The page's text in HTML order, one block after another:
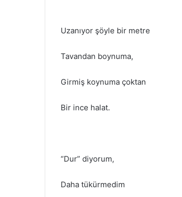
Uzanıyor şöyle bir metre
Tavandan boynuma,
Girmiş koynuma çoktan
Bir ince halat.
“Dur” diyorum,
Daha tükürmedim